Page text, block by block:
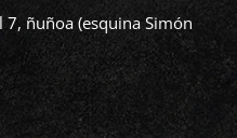
ñuñoa (esquina Simón